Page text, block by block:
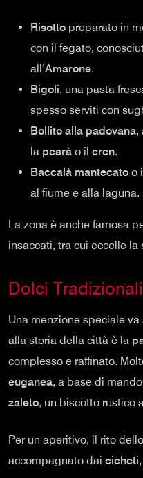
Risotto preparato in
con il fegato,
all’Amarone.
Bigoli, una pasta
spesso serviti con
Bollito alla padovana,
la pearà o il cren.
Baccalà mantecato o
al fiume e alla laguna.
La zona è anche famosa
insaccati, tra cui eccelle la
Dolci
Una menzione speciale
alla storia della città è la
complesso e raffinato.
euganea, a base di
zaleto, un biscotto rustico
Per un aperitivo, il rito dello
accompagnato dai cicheti